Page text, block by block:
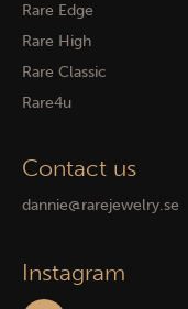
Rare Edge
Rare High
Rare Classic
Rare4u
Contact us
dannie@rarejewelry.se
Instagram